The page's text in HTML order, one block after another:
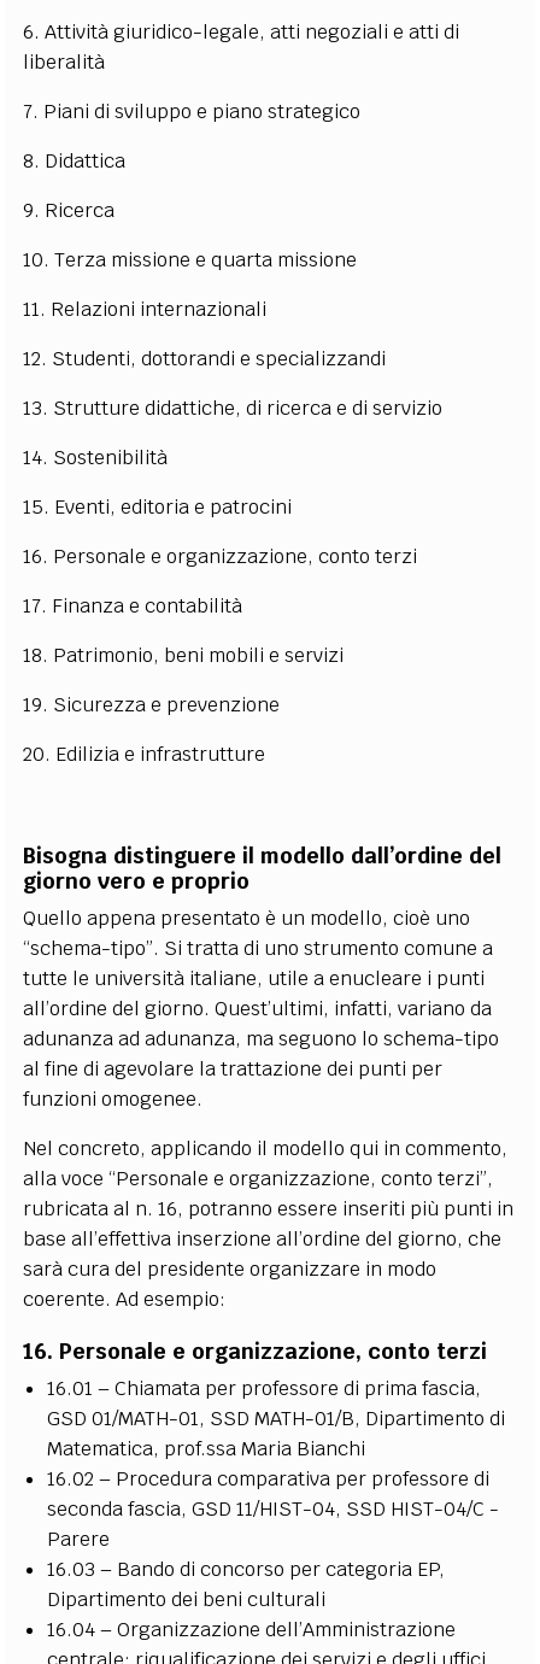
6. Attività giuridico-legale, atti negoziali e atti di
liberalità
7. Piani di sviluppo e piano strategico
8. Didattica
9. Ricerca
10. Terza missione e quarta missione
11. Relazioni internazionali
12. Studenti, dottorandi e specializzandi
13. Strutture didattiche, di ricerca e di servizio
14. Sostenibilità
15. Eventi, editoria e patrocini
16. Personale e organizzazione, conto terzi
17. Finanza e contabilità
18. Patrimonio, beni mobili e servizi
19. Sicurezza e prevenzione
20. Edilizia e infrastrutture
Bisogna distinguere il modello dall’ordine del
giorno vero e proprio
Quello appena presentato è un modello, cioè uno
“schema-tipo”. Si tratta di uno strumento comune a
tutte le università italiane, utile a enucleare i punti
all’ordine del giorno. Quest’ultimi, infatti, variano da
adunanza ad adunanza, ma seguono lo schema-tipo
al fine di agevolare la trattazione dei punti per
funzioni omogenee.
Nel concreto, applicando il modello qui in commento,
alla voce “Personale e organizzazione, conto terzi”,
rubricata al n. 16, potranno essere inseriti più punti in
base all’effettiva inserzione all’ordine del giorno, che
sarà cura del presidente organizzare in modo
coerente. Ad esempio:
16. Personale e organizzazione, conto terzi
16.01 – Chiamata per professore di prima fascia,
GSD 01/MATH-01, SSD MATH-01/B, Dipartimento di
Matematica, prof.ssa Maria Bianchi
16.02 – Procedura comparativa per professore di
seconda fascia, GSD 11/HIST-04, SSD HIST-04/C -
Parere
16.03 – Bando di concorso per categoria EP,
Dipartimento dei beni culturali
16.04 – Organizzazione dell’Amministrazione